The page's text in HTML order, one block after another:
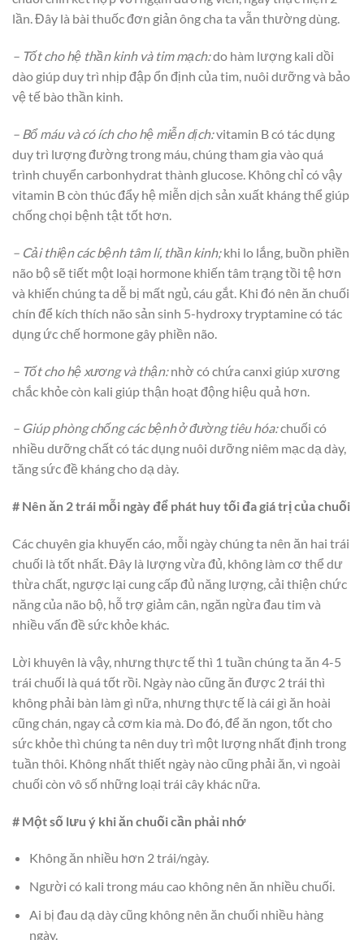
lần. Đây là bài thuốc đơn giản ông cha ta vẫn thường dùng.
– Tốt cho hệ thần kinh và tim mạch:do hàm lượng kali dồi
dào giúp duy trì nhịp đập ổn định của tim, nuôi dưỡng và bảo
vệ tế bào thần kinh.
– Bổ máu và có ích cho hệ miễn dịch:vitamin B có tác dụng
duy trì lượng đường trong máu, chúng tham gia vào quá
trình chuyển carbonhydrat thành glucose. Không chỉ có vậy
vitamin B còn thúc đẩy hệ miễn dịch sản xuất kháng thể giúp
chống chọi bệnh tật tốt hơn.
– Cải thiện các bệnh tâm lí, thần kinh;khi lo lắng, buồn phiền
não bộ sẽ tiết một loại hormone khiến tâm trạng tồi tệ hơn
và khiến chúng ta dễ bị mất ngủ, cáu gắt. Khi đó nên ăn chuối
chín để kích thích não sản sinh 5-hydroxy tryptamine có tác
dụng ức chế hormone gây phiền não.
– Tốt cho hệ xương và thận:nhờ có chứa canxi giúp xương
chắc khỏe còn kali giúp thận hoạt động hiệu quả hơn.
– Giúp phòng chống các bệnh ở đường tiêu hóa:chuối có
nhiều dưỡng chất có tác dụng nuôi dưỡng niêm mạc dạ dày,
tăng sức đề kháng cho dạ dày.
# Nên ăn 2 trái mỗi ngày để phát huy tối đa giá trị của chuối
Các chuyên gia khuyến cáo, mỗi ngày chúng ta nên ăn hai trái
chuối là tốt nhất. Đây là lượng vừa đủ, không làm cơ thể dư
thừa chất, ngược lại cung cấp đủ năng lượng, cải thiện chức
năng của não bộ, hỗ trợ giảm cân, ngăn ngừa đau tim và
nhiều vấn đề sức khỏe khác.
Lời khuyên là vậy, nhưng thực tế thì 1 tuần chúng ta ăn 4-5
trái chuối là quá tốt rồi. Ngày nào cũng ăn được 2 trái thì
không phải bàn làm gì nữa, nhưng thực tế là cái gì ăn hoài
cũng chán, ngay cả cơm kia mà. Do đó, để ăn ngon, tốt cho
sức khỏe thì chúng ta nên duy trì một lượng nhất định trong
tuần thôi. Không nhất thiết ngày nào cũng phải ăn, vì ngoài
chuối còn vô số những loại trái cây khác nữa.
# Một số lưu ý khi ăn chuối cần phải nhớ
Không ăn nhiều hơn 2 trái/ngày.
Người có kali trong máu cao không nên ăn nhiều chuối.
Ai bị đau dạ dày cũng không nên ăn chuối nhiều hàng
ngày.